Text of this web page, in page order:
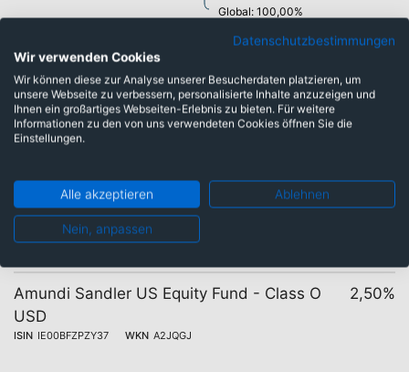
Global: 100,00%
Gleicher Fonds mit
unterschiedlichen Kosten
Amundi Sandler US Equity Fund - Class O
USD
ISIN IE00BFZPZY37 WKN A2JQGJ
2,50%
Datenschutzbestimmungen
Wir verwenden Cookies
Wir können diese zur Analyse unserer Besucherdaten platzieren, um
unsere Webseite zu verbessern, personalisierte Inhalte anzuzeigen und
Ihnen ein großartiges Webseiten-Erlebnis zu bieten. Für weitere
Informationen zu den von uns verwendeten Cookies öffnen Sie die
Einstellungen.
Alle akzeptieren Ablehnen
Nein, anpassen